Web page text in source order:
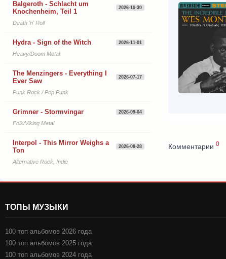
Комментарии 0
Balgeroth - Schlacht um
Knochenheim, Teil 1
2026-10-30
Death 'n' Roll
Hydra - Sign of the Witch 2026-11-01
Heavy/Doom Metal
The Menzingers - Everything I
Ever Saw
2026-07-17
Punk Rock / Pop Punk
Grimner - Stormvingar 2026-09-04
Folk/Viking Metal
Interpol - This Mirror Weighs a
Ton
2026-08-28
Alternative Rock, Indie
ТОПЫ МУЗЫКИ
100 топ альбомов 2026 года
100 топ альбомов 2025 года
100 топ альбомов 2024 года